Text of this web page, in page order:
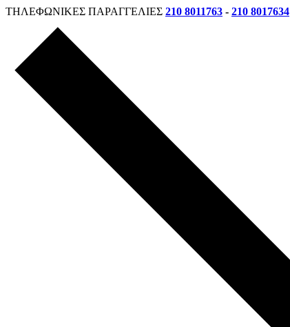
ΤΗΛΕΦΩΝΙΚΕΣ ΠΑΡΑΓΓΕΛΙΕΣ 210 8011763 - 210 8017634